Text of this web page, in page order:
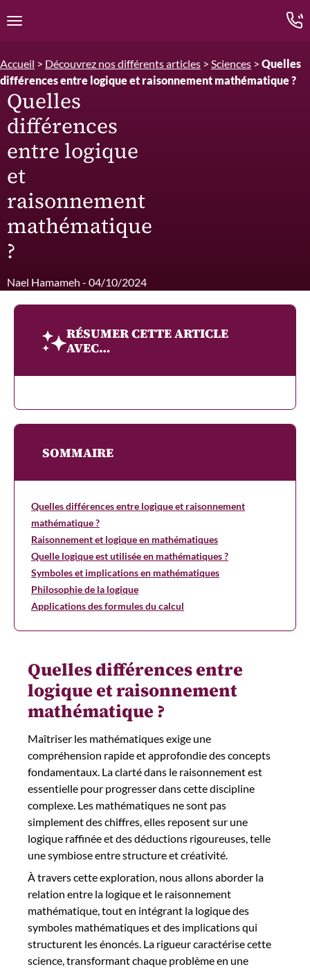
Ouvrir la navigation
Accueil > Découvrez nos différents articles > Sciences > Quelles
différences entre logique et raisonnement mathématique ?
Quelles
différences
entre logique
et
raisonnement
mathématique
?
Nael Hamameh - 04/10/2024
Quelles différences entre
logique et raisonnement
mathématique ?
Maîtriser les mathématiques exige une
compréhension rapide et approfondie des concepts
fondamentaux. La clarté dans le raisonnement est
essentielle pour progresser dans cette discipline
complexe. Les mathématiques ne sont pas
simplement des chiffres, elles reposent sur une
logique raffinée et des déductions rigoureuses, telle
une symbiose entre structure et créativité.
À travers cette exploration, nous allons aborder la
relation entre la logique et le raisonnement
mathématique, tout en intégrant la logique des
symboles mathématiques et des implications qui
structurent les énoncés. La rigueur caractérise cette
science, transformant chaque problème en une
RÉSUMER CETTE ARTICLE
AVEC…
SOMMAIRE
Quelles différences entre logique et raisonnement
mathématique ?
Raisonnement et logique en mathématiques
Quelle logique est utilisée en mathématiques ?
Symboles et implications en mathématiques
Philosophie de la logique
Applications des formules du calcul